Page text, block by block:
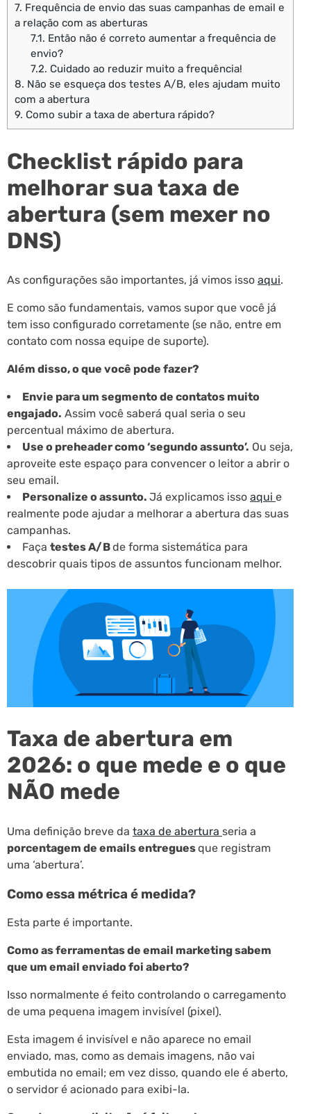
7. Frequência de envio das suas campanhas de email e
a relação com as aberturas
7.1. Então não é correto aumentar a frequência de
envio?
7.2. Cuidado ao reduzir muito a frequência!
8. Não se esqueça dos testes A/B, eles ajudam muito
com a abertura
9. Como subir a taxa de abertura rápido?
Checklist rápido para
melhorar sua taxa de
abertura (sem mexer no
DNS)
As configurações são importantes, já vimos isso aqui.
E como são fundamentais, vamos supor que você já
tem isso configurado corretamente (se não, entre em
contato com nossa equipe de suporte).
Além disso, o que você pode fazer?
Envie para um segmento de contatos muito
engajado. Assim você saberá qual seria o seu
percentual máximo de abertura.
Use o preheader como ‘segundo assunto’. Ou seja,
aproveite este espaço para convencer o leitor a abrir o
seu email.
Personalize o assunto. Já explicamos isso aqui e
realmente pode ajudar a melhorar a abertura das suas
campanhas.
Faça testes A/Bde forma sistemática para
descobrir quais tipos de assuntos funcionam melhor.
Taxa de abertura em
2026: o que mede e o que
NÃO mede
Uma definição breve da taxa de abertura seria a
porcentagem de emails entreguesque registram
uma ‘abertura’.
Como essa métrica é medida?
Esta parte é importante.
Como as ferramentas de email marketing sabem
que um email enviado foi aberto?
Isso normalmente é feito controlando o carregamento
de uma pequena imagem invisível (pixel).
Esta imagem é invisível e não aparece no email
enviado, mas, como as demais imagens, não vai
embutida no email; em vez disso, quando ele é aberto,
o servidor é acionado para exibi-la.